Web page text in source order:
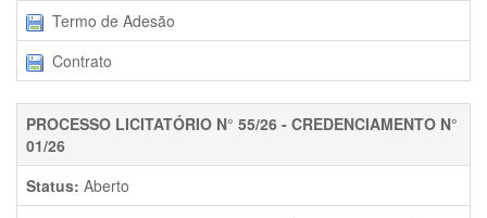
Termo de Adesão
Contrato
PROCESSO LICITATÓRIO N° 55/26 - CREDENCIAMENTO N°
01/26
Status: Aberto